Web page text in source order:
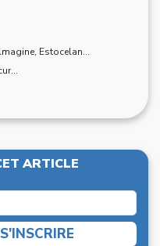
Estocelan…
ARTICLE